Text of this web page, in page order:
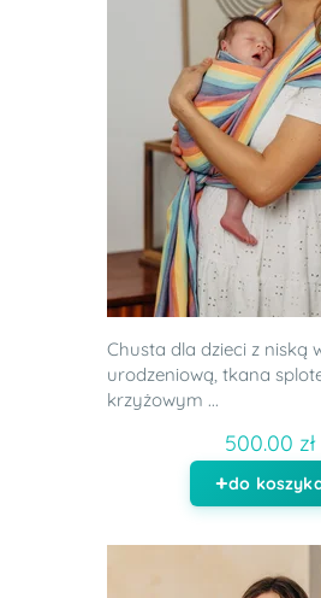
Chusta dla dzieci z niską
urodzeniową, tkana
krzyżowym ...
500.00 zł
do